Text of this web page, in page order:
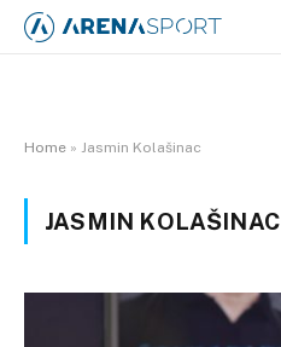
Home » Jasmin Kolašinac
JASMIN KOLAŠINAC